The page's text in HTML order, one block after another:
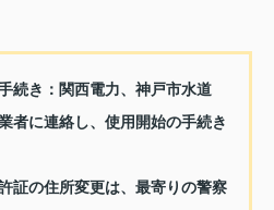
続き： 関西電力、神戸市水道
者に連絡し、使用開始の手続き
証の住所変更は、最寄りの警察